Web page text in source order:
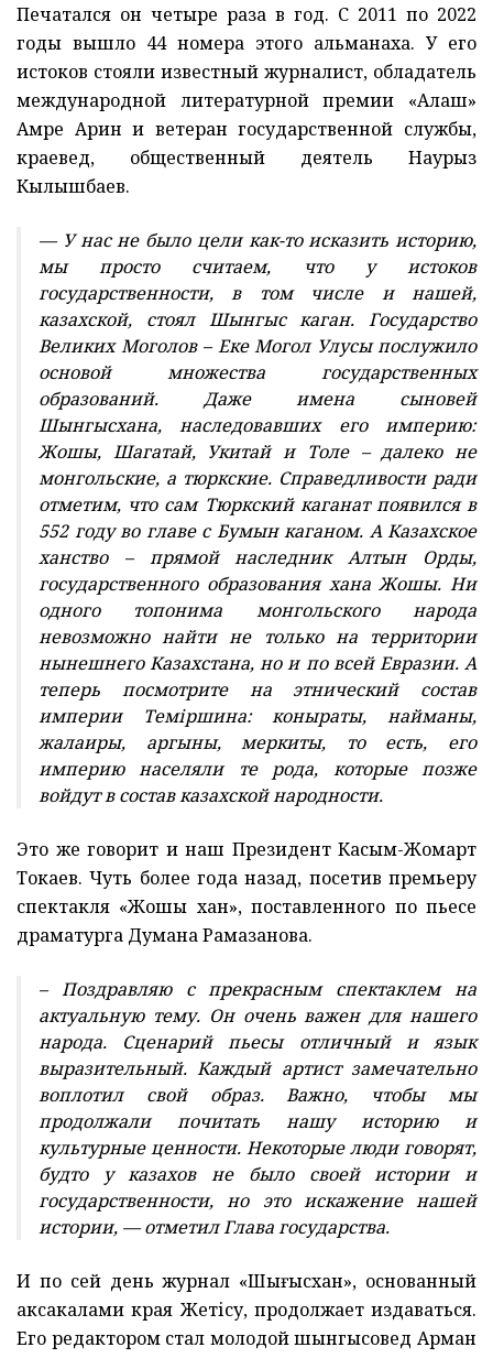
Печатался он четыре раза в год. С 2011 по 2022
годы вышло 44 номера этого альманаха. У его
истоков стояли известный журналист, обладатель
международной литературной премии «Алаш»
Амре Арин и ветеран государственной службы,
краевед, общественный деятель Наурыз
Кылышбаев.
— У нас не было цели как-то исказить историю,
мы просто считаем, что у истоков
государственности, в том числе и нашей,
казахской, стоял Шынгыс каган. Государство
Великих Моголов – Еке Могол Улусы послужило
основой множества государственных
образований. Даже имена сыновей
Шынгысхана, наследовавших его империю:
Жошы, Шагатай, Укитай и Толе – далеко не
монгольские, а тюркские. Справедливости ради
отметим, что сам Тюркский каганат появился в
552 году во главе с Бумын каганом. А Казахское
ханство – прямой наследник Алтын Орды,
государственного образования хана Жошы. Ни
одного топонима монгольского народа
невозможно найти не только на территории
нынешнего Казахстана, но и по всей Евразии. А
теперь посмотрите на этнический состав
империи Теміршина: коныраты, найманы,
жалаиры, аргыны, меркиты, то есть, его
империю населяли те рода, которые позже
войдут в состав казахской народности.
Это же говорит и наш Президент Касым-Жомарт
Токаев. Чуть более года назад, посетив премьеру
спектакля «Жошы хан», поставленного по пьесе
драматурга Думана Рамазанова.
– Поздравляю с прекрасным спектаклем на
актуальную тему. Он очень важен для нашего
народа. Сценарий пьесы отличный и язык
выразительный. Каждый артист замечательно
воплотил свой образ. Важно, чтобы мы
продолжали почитать нашу историю и
культурные ценности. Некоторые люди говорят,
будто у казахов не было своей истории и
государственности, но это искажение нашей
истории, — отметил Глава государства.
И по сей день журнал «Шыңғысхан», основанный
аксакалами края Жетісу, продолжает издаваться.
Его редактором стал молодой шынгысовед Арман